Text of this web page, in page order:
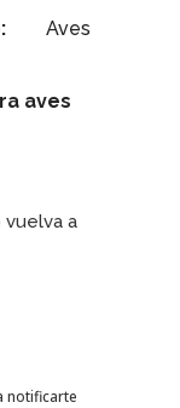
Aves
aves
a
notificarte